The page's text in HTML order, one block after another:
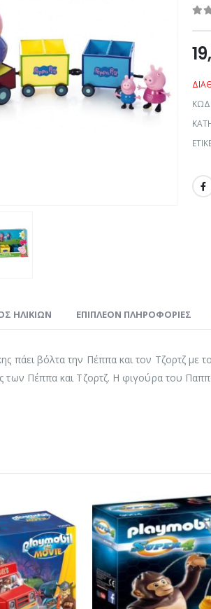
ΗΛΙΚΙΏΝ ΕΠΙΠΛΈΟΝ ΠΛΗΡΟΦΟΡΊΕΣ
βόλτα την Πέππα και τον Τζορτζ με
των Πέππα και Τζορτζ. Η φιγούρα του